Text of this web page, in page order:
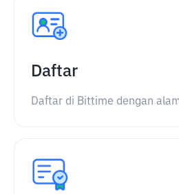
Daftar
Daftar di Bittime dengan